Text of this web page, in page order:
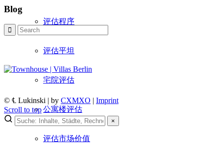
评估程序
评估平坦
宅院评估
公寓楼评估
评估市场价值
Blog
© ℄ Lukinski | by CXMXO | Imprint
Scroll to top
×